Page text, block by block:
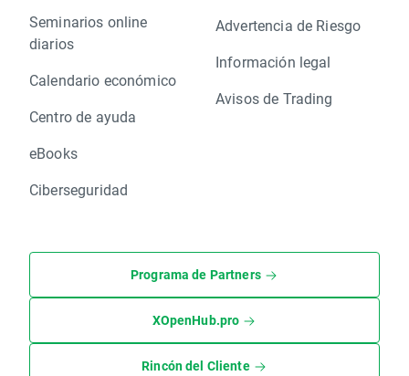
Seminarios online
diarios
Calendario económico
Centro de ayuda
eBooks
Ciberseguridad
Advertencia de Riesgo
Información legal
Avisos de Trading
Programa de Partners
XOpenHub.pro
Rincón del Cliente